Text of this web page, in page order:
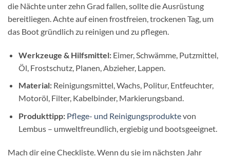
die Nächte unter zehn Grad fallen, sollte die Ausrüstung
bereitliegen. Achte auf einen frostfreien, trockenen Tag, um
das Boot gründlich zu reinigen und zu pflegen.
Werkzeuge & Hilfsmittel:Eimer, Schwämme, Putzmittel,
Öl, Frostschutz, Planen, Abzieher, Lappen.
Material:Reinigungsmittel, Wachs, Politur, Entfeuchter,
Motoröl, Filter, Kabelbinder, Markierungsband.
Produkttipp: Pflege- und Reinigungsproduktevon
Lembus – umweltfreundlich, ergiebig und bootsgeeignet.
Mach dir eine Checkliste. Wenn du sie im nächsten Jahr